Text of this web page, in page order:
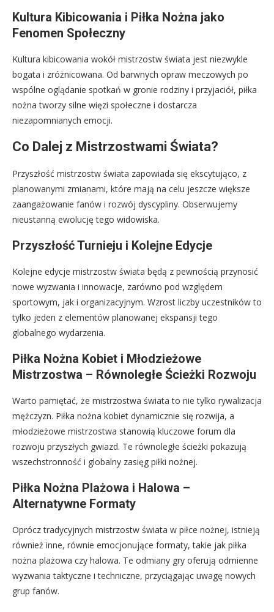
Kultura Kibicowania i Piłka Nożna jako
Fenomen Społeczny
Kultura kibicowania wokół mistrzostw świata jest niezwykle
bogata i zróżnicowana. Od barwnych opraw meczowych po
wspólne oglądanie spotkań w gronie rodziny i przyjaciół, piłka
nożna tworzy silne więzi społeczne i dostarcza
niezapomnianych emocji.
Co Dalej z Mistrzostwami Świata?
Przyszłość mistrzostw świata zapowiada się ekscytująco, z
planowanymi zmianami, które mają na celu jeszcze większe
zaangażowanie fanów i rozwój dyscypliny. Obserwujemy
nieustanną ewolucję tego widowiska.
Przyszłość Turnieju i Kolejne Edycje
Kolejne edycje mistrzostw świata będą z pewnością przynosić
nowe wyzwania i innowacje, zarówno pod względem
sportowym, jak i organizacyjnym. Wzrost liczby uczestników to
tylko jeden z elementów planowanej ekspansji tego
globalnego wydarzenia.
Piłka Nożna Kobiet i Młodzieżowe
Mistrzostwa – Równoległe Ścieżki Rozwoju
Warto pamiętać, że mistrzostwa świata to nie tylko rywalizacja
mężczyzn. Piłka nożna kobiet dynamicznie się rozwija, a
młodzieżowe mistrzostwa stanowią kluczowe forum dla
rozwoju przyszłych gwiazd. Te równoległe ścieżki pokazują
wszechstronność i globalny zasięg piłki nożnej.
Piłka Nożna Plażowa i Halowa –
Alternatywne Formaty
Oprócz tradycyjnych mistrzostw świata w piłce nożnej, istnieją
również inne, równie emocjonujące formaty, takie jak piłka
nożna plażowa czy halowa. Te odmiany gry oferują odmienne
wyzwania taktyczne i techniczne, przyciągając uwagę nowych
grup fanów.